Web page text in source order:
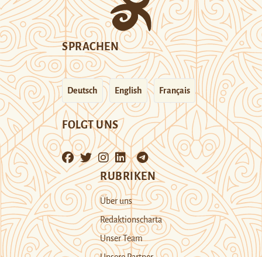
SPRACHEN
Deutsch English Français
FOLGT UNS
RUBRIKEN
Über uns
Redaktionscharta
Unser Team